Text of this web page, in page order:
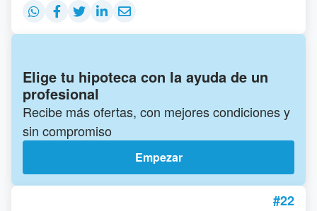
Elige tu hipoteca con la ayuda de un
profesional
Recibe más ofertas, con mejores condiciones y
sin compromiso
Empezar
#22